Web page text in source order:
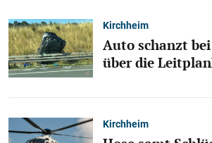
Kirchheim
Auto schanzt
über die
Kirchheim